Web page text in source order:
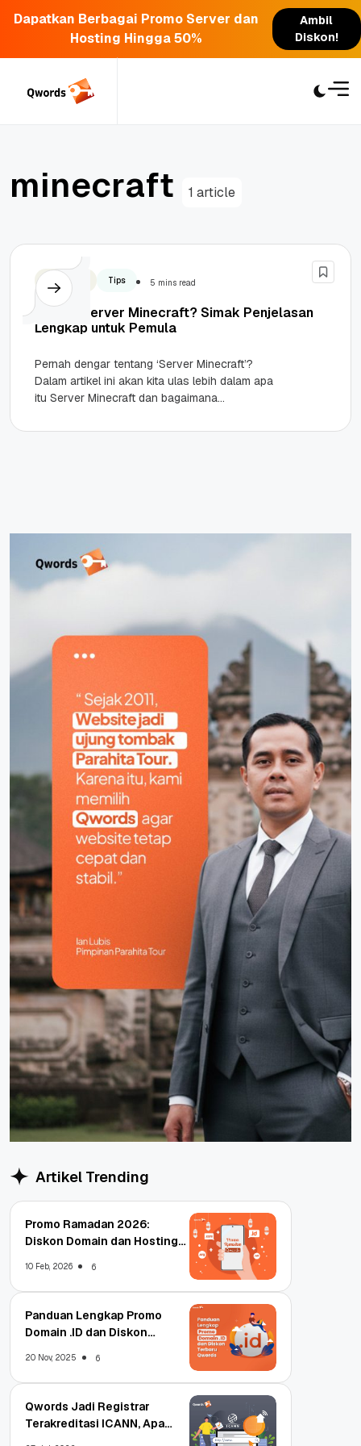
Dapatkan Berbagai Promo Server dan
Hosting Hingga 50%
Ambil
Diskon!
minecraft 1 article
Teknologi Tips 5 mins read
Apa Itu Server Minecraft? Simak Penjelasan
Lengkap untuk Pemula
Pernah dengar tentang ‘Server Minecraft’?
Dalam artikel ini akan kita ulas lebih dalam apa
itu Server Minecraft dan bagaimana
Artikel Trending
Promo Ramadan 2026:
Diskon Domain dan Hosting
10 Feb, 2026 6
Panduan Lengkap Promo
Domain .ID dan Diskon
20 Nov, 2025 6
Qwords Jadi Registrar
Terakreditasi ICANN, Apa